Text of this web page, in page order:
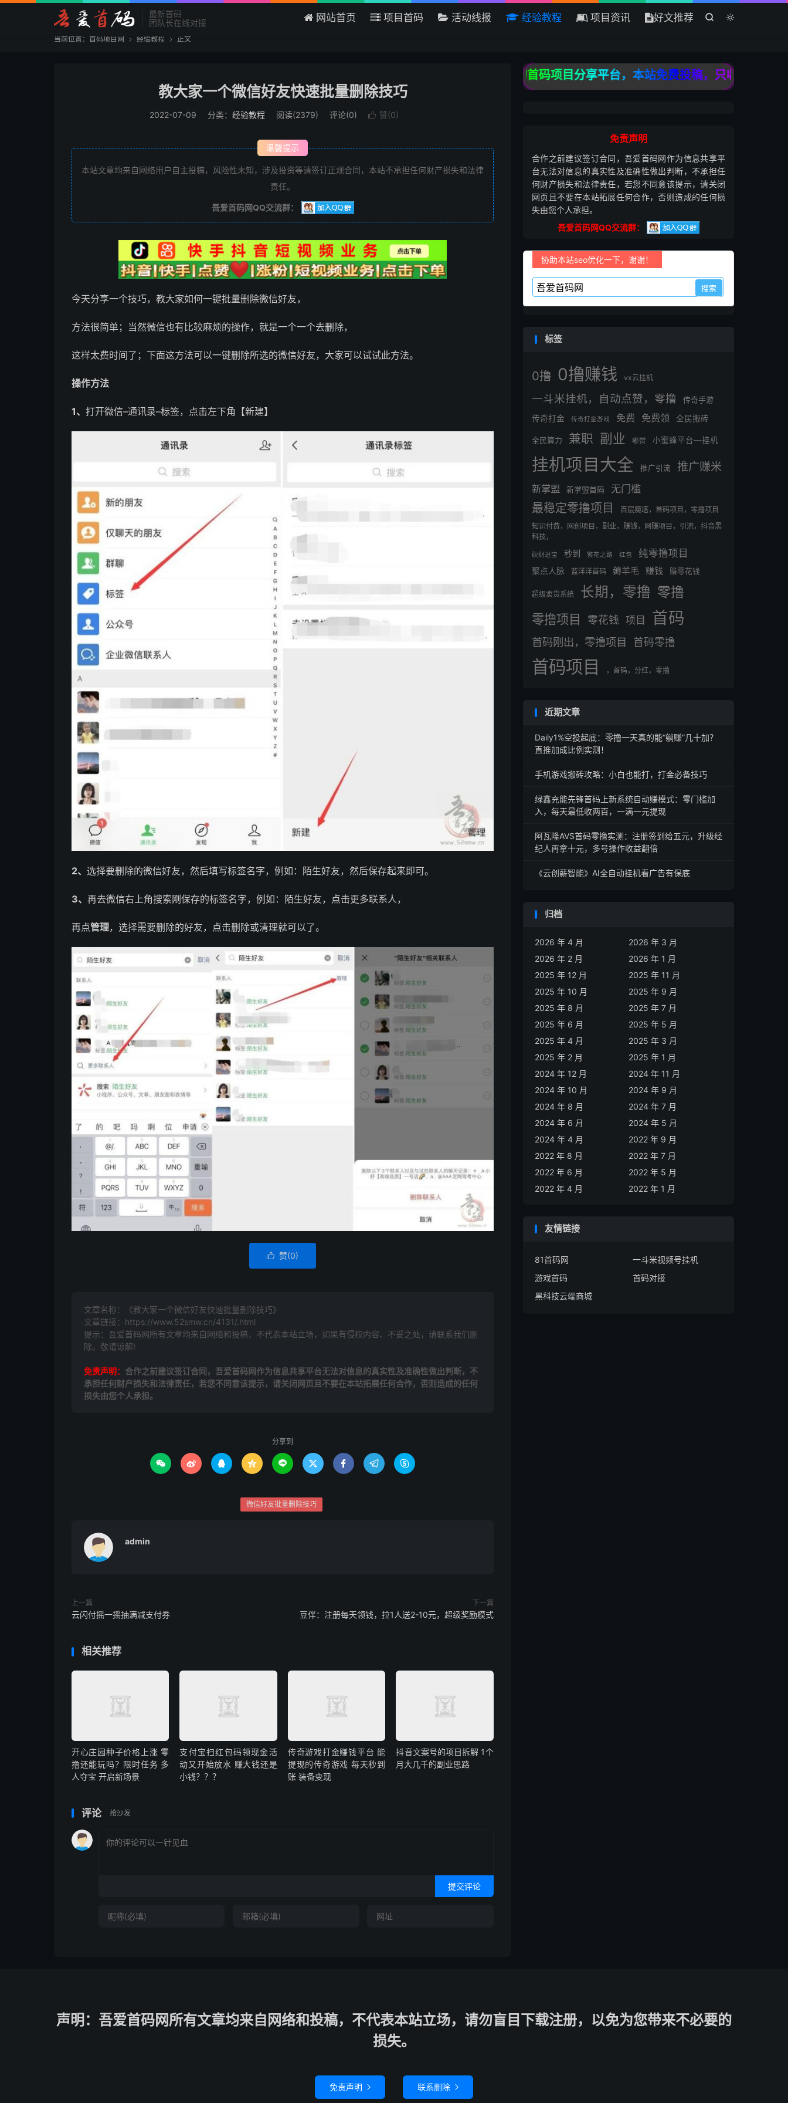
最新首码
团队长在线对接


网站首页 项目首码 活动线报 经验教程 项目资讯 好文推荐
当前位置： 首码项目网  经验教程  正文
教大家一个微信好友快速批量删除技巧
2022-07-09 分类： 经验教程 阅读(2379) 评论(0)  赞(0)
温馨提示
本站文章均来自网络用户自主投稿，风险性未知，涉及投资等请签订正规合同，本站不承担任何财产损失和法律
责任。
吾爱首码网QQ交流群：
今天分享一个技巧，教大家如何一键批量删除微信好友，
方法很简单；当然微信也有比较麻烦的操作，就是一个一个去删除，
这样太费时间了；下面这方法可以一键删除所选的微信好友，大家可以试试此方法。
操作方法
1、 打开微信–通讯录–标签，点击左下角【新建】
2、 选择要删除的微信好友，然后填写标签名字，例如：陌生好友，然后保存起来即可。
3、 再去微信右上角搜索刚保存的标签名字，例如：陌生好友，点击更多联系人，
再点管理，选择需要删除的好友，点击删除或清理就可以了。
 赞(0)
文章名称：《教大家一个微信好友快速批量删除技巧》
文章链接： https://www.52smw.cn/4131/.html
提示：吾爱首码网所有文章均来自网络和投稿，不代表本站立场，如果有侵权内容、不妥之处，请联系我们删
除。敬请谅解!
免责声明： 合作之前建议签订合同，吾爱首码网作为信息共享平台无法对信息的真实性及准确性做出判断，不
承担任何财产损失和法律责任，若您不同意该提示，请关闭网页且不要在本站拓展任何合作，否则造成的任何
损失由您个人承担。
分享到
        
微信好友批量删除技巧
admin
上一篇
云闪付摇一摇抽满减支付券
下一篇
豆伴：注册每天领钱，拉1人送2-10元，超级奖励模式
相关推荐
开心庄园种子价格上涨 零
撸还能玩吗？限时任务 多
人夺宝 开启新场景
支付宝扫红包码领现金活
动又开始放水 赚大钱还是
小钱？？？
传奇游戏打金赚钱平台 能
提现的传奇游戏 每天秒到
账 装备变现
抖音文案号的项目拆解 1个
月大几千的副业思路
评论 抢沙发
提交评论
欢迎来到吾爱首码网 - 国内最大的首码项目分享平台，本站免费投稿，只收录高质量原创
免责声明
合作之前建议签订合同，吾爱首码网作为信息共享平
台无法对信息的真实性及准确性做出判断，不承担任
何财产损失和法律责任，若您不同意该提示，请关闭
网页且不要在本站拓展任何合作，否则造成的任何损
失由您个人承担。
吾爱首码网QQ交流群：
协助本站seo优化一下，谢谢！
标签
0撸 0撸赚钱 vx云挂机
一斗米挂机，自动点赞，零撸
传奇手游
传奇打金
传奇打金游戏 免费 免费领 全民搬砖
全民算力 兼职 副业 嘟赞 小蜜蜂平台—挂机
挂机项目大全 推广引流 推广赚米
新掌盟 新掌盟首码 无门槛
最稳定零撸项目
百层魔塔，首码项目，零撸项目
知识付费，网创项目，副业，赚钱，网赚项目，引流，抖音黑
科技，
砍财进宝 秒到 繁花之路 红包 纯零撸项目
聚点人脉 蓝洋洋首码 薅羊毛 赚钱 赚零花钱
超级卖货系统 长期，零撸 零撸
零撸项目 零花钱 项目 首码
首码刚出，零撸项目 首码零撸
首码项目 ，首码，分红，零撸
近期文章
Daily1%空投起底：零撸一天真的能“躺赚”几十加？
直推加成比例实测！
手机游戏搬砖攻略：小白也能打，打金必备技巧
绿鑫充能先锋首码上新系统自动赚模式：零门槛加
入，每天最低收两百，一满一元提现
阿瓦隆AVS首码零撸实测：注册签到给五元，升级经
纪人再拿十元，多号操作收益翻倍
《云创薪智能》AI全自动挂机看广告有保底
归档
2026 年 4 月
2026 年 3 月
2026 年 2 月
2026 年 1 月
2025 年 12 月
2025 年 11 月
2025 年 10 月
2025 年 9 月
2025 年 8 月
2025 年 7 月
2025 年 6 月
2025 年 5 月
2025 年 4 月
2025 年 3 月
2025 年 2 月
2025 年 1 月
2024 年 12 月
2024 年 11 月
2024 年 10 月
2024 年 9 月
2024 年 8 月
2024 年 7 月
2024 年 6 月
2024 年 5 月
2024 年 4 月
2022 年 9 月
2022 年 8 月
2022 年 7 月
2022 年 6 月
2022 年 5 月
2022 年 4 月
2022 年 1 月
友情链接
81首码网
一斗米视频号挂机
游戏首码
首码对接
黑科技云端商城
声明：吾爱首码网所有文章均来自网络和投稿，不代表本站立场，请勿盲目下载注册，以免为您带来不必要的
损失。
免责声明  联系删除 